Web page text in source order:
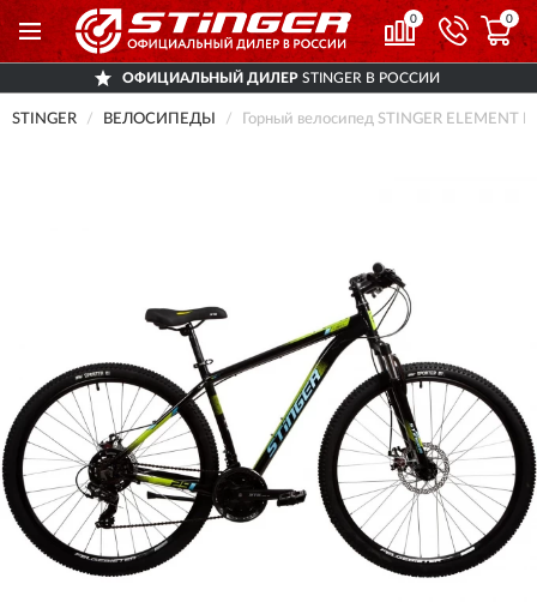
0 0
ОФИЦИАЛЬНЫЙ ДИЛЕР STINGER В РОССИИ
STINGER ВЕЛОСИПЕДЫ Горный велосипед STINGER ELEMENT